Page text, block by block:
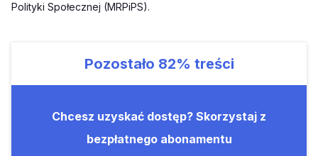
Polityki Społecznej (MRPiPS).
Pozostało 82% treści
Chcesz uzyskać dostęp? Skorzystaj z
bezpłatnego abonamentu